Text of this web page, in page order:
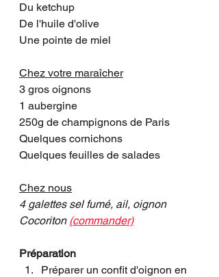
Du ketchup
De l'huile d'olive
Une pointe de miel
Chez votre maraîcher
3 gros oignons
1 aubergine
250g de champignons de Paris
Quelques cornichons
Quelques feuilles de salades
Chez nous
4 galettes sel fumé, ail, oignon
Cocoriton (commander)
Préparation
Préparer un confit d'oignon en